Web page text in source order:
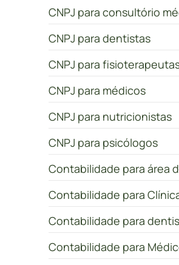
CNPJ para consultório
CNPJ para dentistas
CNPJ para
CNPJ para médicos
CNPJ para nutricionistas
CNPJ para psicólogos
Contabilidade para área
Contabilidade para
Contabilidade para
Contabilidade para